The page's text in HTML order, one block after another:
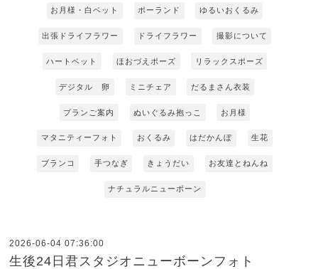
お月様・白ベット ポーランド ゆるいおくるみ
出張ドライフラワー ドライフラワー 撮影について
ハートベット ほおづえポーズ リラックスポーズ
デジタル 卵 ミニチェア だるまさん衣装
プランご案内 ぬいぐるみ抱っこ お月様
マタニティーフォト おくるみ はだかんぼ 生花
ブランコ 手つなぎ きょうだい お友達とねんね
ナチュラルニューボーン
2026-06-04 07:36:00
生後24日君スタジオニューボーンフォト